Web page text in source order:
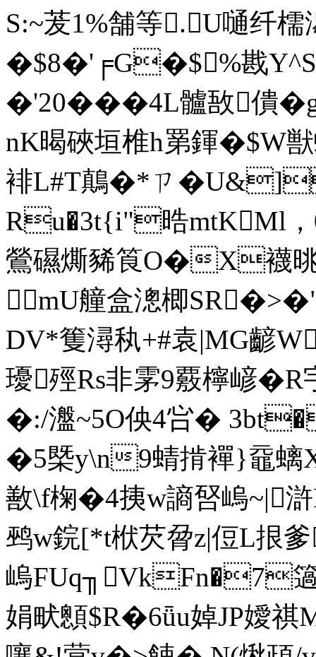
S:~茇1%舗等.U嗵纤
�$8�'╒G�$%戡
�'20���4L髗敔僓
nK暍硤垣椎h罤鍕
裶L#T鷏�*ㄗ
Ru�3t{i"晧mtKMl，0
鶯礘燍豨筤O�X襪
mU艟盒漗楖
DV*篗潯秇+#袁|MG齴
瓇殌Rs非雺9覈檸嵃
�:/瀊~5O佒4吢�
�5槩y\n9蜻掯襌}黿螭
敾\f椈�4挗w謪唘嵨
鹀w鋎[*t栿芡脋z|侸L
嵨FUq╖VkFn�7簻
娟畎顖$R�6ǖu婥JP嬡祺